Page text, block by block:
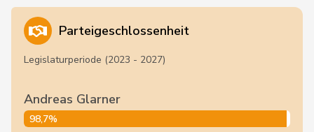
Parteigeschlossenheit
Legislaturperiode (2023 - 2027)
Andreas Glarner
98,7%